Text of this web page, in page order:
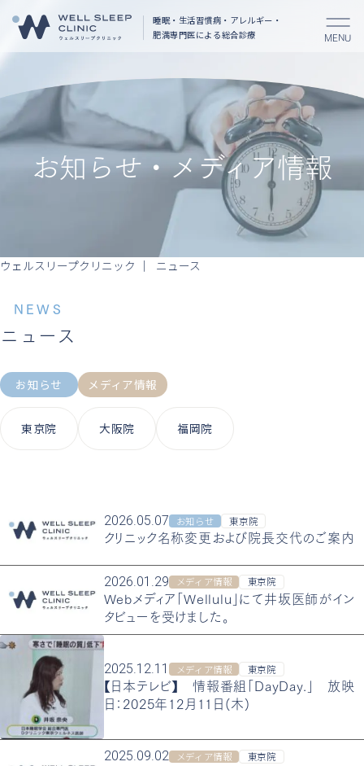
睡眠・生活習慣病・アレルギー・
肥満専門医による総合診療 MENU
お知らせ・メディア情報
ウェルスリープクリニック ニュース
NEWS
ニュース
お知らせ メディア情報
東京院 大阪院 福岡院
2026.05.07 お知らせ 東京院
クリニック名称変更および院長交代のご案内
2026.01.29 メディア情報 東京院
Webメディア「Wellulu」にて井坂医師がイン
タビューを受けました。
2025.12.11 メディア情報 東京院
【日本テレビ】 情報番組「DayDay.」 放映
日：2025年12月11日(木)
2025.09.02 メディア情報 東京院